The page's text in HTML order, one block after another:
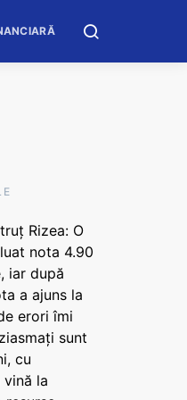
Rizea: O
nota 4.90
iar după
a ajuns la
erori îmi
sunt
cu
la